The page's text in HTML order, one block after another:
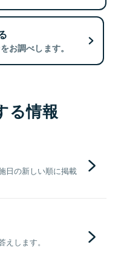
お調べします。
る情報
日の新しい順に掲載
します。